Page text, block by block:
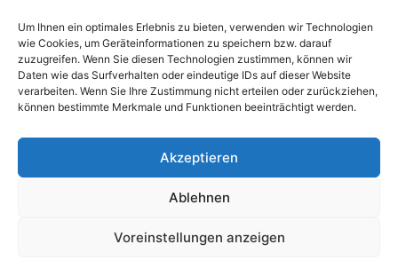
Um Ihnen ein optimales Erlebnis zu bieten, verwenden wir Technologien
wie Cookies, um Geräteinformationen zu speichern bzw. darauf
zuzugreifen. Wenn Sie diesen Technologien zustimmen, können wir
Daten wie das Surfverhalten oder eindeutige IDs auf dieser Website
verarbeiten. Wenn Sie Ihre Zustimmung nicht erteilen oder zurückziehen,
können bestimmte Merkmale und Funktionen beeinträchtigt werden.
Akzeptieren
Ablehnen
Voreinstellungen anzeigen
Mindfield Biosystems Ltd. is under license.
Other trademarks and trade names are
those of their respective owners.
Links. Beim Kauf über diese Links erhalten wir
eine kleine Provision – für Sie entstehen keine